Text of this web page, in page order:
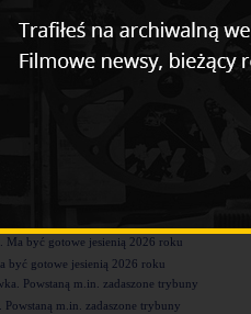
rozwijać 4 filary funkcjonowania miasta"
trafiły do szpitala
Policji w Rzeszowie [ZDJĘCIA]
[ZDJĘCIA]
być gotowe jesienią 2026 roku
m.in. zadaszone trybuny